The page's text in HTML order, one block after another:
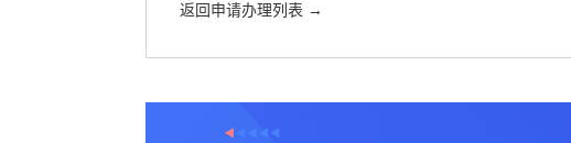
返回申请办理列表 →